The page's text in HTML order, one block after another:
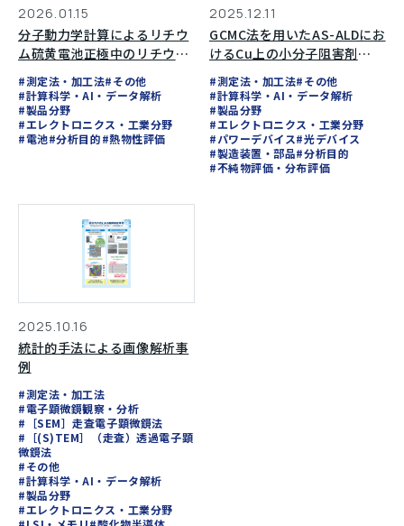
2026.01.15
分子動力学計算によるリチウ
ム硫黄電池正極中のリチウム
イオン拡散挙動評価
#測定法・加工法#その他
#計算科学・AI・データ解析
#製品分野
#エレクトロニクス・工業分野
#電池#分析目的#熱物性評価
2025.12.11
GCMC法を用いたAS-ALDにお
けるCu上の小分子阻害剤
（SMI）とTMAの競合吸着解
析
#測定法・加工法#その他
#計算科学・AI・データ解析
#製品分野
#エレクトロニクス・工業分野
#パワーデバイス#光デバイス
#製造装置・部品#分析目的
#不純物評価・分布評価
2025.10.16
統計的手法による画像解析事
例
#測定法・加工法
#電子顕微鏡観察・分析
#［SEM］走査電子顕微鏡法
#［(S)TEM］（走査）透過電子顕
微鏡法
#その他
#計算科学・AI・データ解析
#製品分野
#エレクトロニクス・工業分野